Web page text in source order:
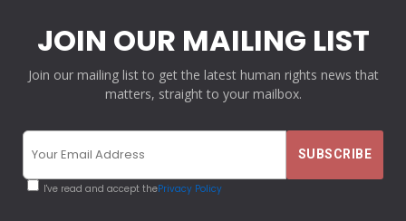
JOIN OUR MAILING LIST
Join our mailing list to get the latest human rights news that
matters, straight to your mailbox.
I've read and accept thePrivacy Policy